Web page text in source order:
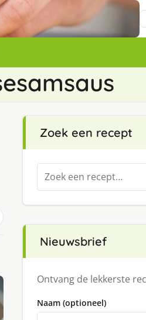
Zoek een recept
Zoeken
naar:
Nieuwsbrief
Ontvang de lekkerste
Naam (optioneel)